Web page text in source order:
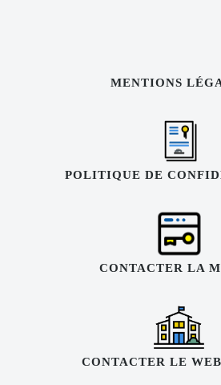
MENTIONS
POLITIQUE DE
CONTACTER LA
CONTACTER LE